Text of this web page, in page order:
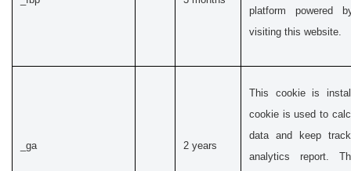
platform powered
visiting this website.
_ga 2 years
This cookie is
cookie is used to
data and keep
analytics report.